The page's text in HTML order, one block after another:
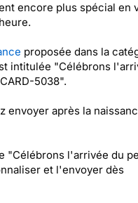
encore plus spécial en
proposée dans la
intitulée "Célébrons
5038".
envoyer après la
"Célébrons l'arrivée du
et l'envoyer dès